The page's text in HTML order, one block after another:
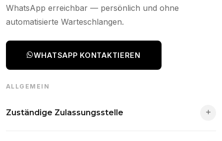
WhatsApp erreichbar — persönlich und ohne
automatisierte Warteschlangen.
WHATSAPP KONTAKTIEREN
ALLGEMEIN
Zuständige Zulassungsstelle